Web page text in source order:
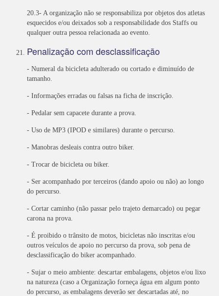
20.3- A organização não se responsabiliza por objetos dos atletas
esquecidos e/ou deixados sob a responsabilidade dos Staffs ou
qualquer outra pessoa relacionada ao evento.
Penalização com desclassificação
- Numeral da bicicleta adulterado ou cortado e diminuído de
tamanho.
- Informações erradas ou falsas na ficha de inscrição.
- Pedalar sem capacete durante a prova.
- Uso de MP3 (IPOD e similares) durante o percurso.
- Manobras desleais contra outro biker.
- Trocar de bicicleta ou biker.
- Ser acompanhado por terceiros (dando apoio ou não) ao longo
do percurso.
- Cortar caminho (não passar pelo trajeto demarcado) ou pegar
carona na prova.
- É proibido o trânsito de motos, bicicletas não inscritas e/ou
outros veículos de apoio no percurso da prova, sob pena de
desclassificação do biker acompanhado.
- Sujar o meio ambiente: descartar embalagens, objetos e/ou lixo
na natureza (caso a Organização forneça água em algum ponto
do percurso, as embalagens deverão ser descartadas até, no